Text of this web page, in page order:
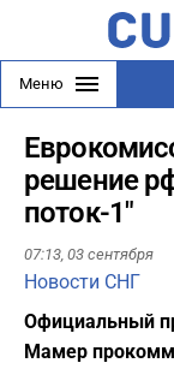
Меню
решение
поток-1"
07:13, 03 сентября
Новости СНГ
Официальный
Мамер